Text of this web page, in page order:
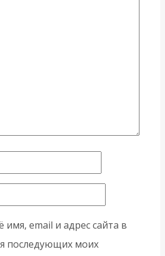
имя, email и адрес сайта в
последующих моих